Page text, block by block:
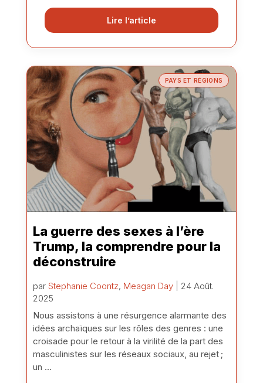
Lire l’article
PAYS ET RÉGIONS
La guerre des sexes à l’ère
Trump, la comprendre pour la
déconstruire
par Stephanie Coontz, Meagan Day| 24 Août.
2025
Nous assistons à une résurgence alarmante des
idées archaïques sur les rôles des genres : une
croisade pour le retour à la virilité de la part des
masculinistes sur les réseaux sociaux, au rejet ;
un ...